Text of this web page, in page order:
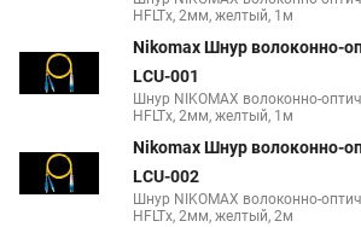
HFLTx, 2мм, желтый, 1м
Nikomax Шнур волоконно-
LCU-001
Шнур NIKOMAX волоконно-
HFLTx, 2мм, желтый, 1м
Nikomax Шнур волоконно-
LCU-002
Шнур NIKOMAX волоконно-
HFLTx, 2мм, желтый, 2м